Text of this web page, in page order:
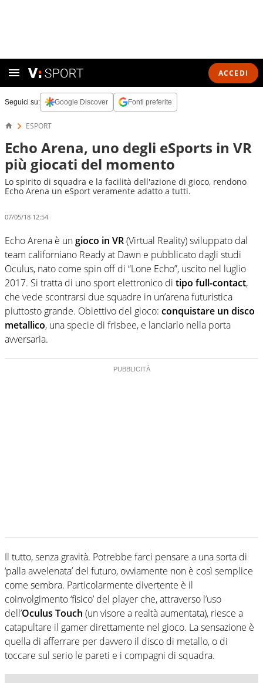
ACCEDI
Seguici su: Google Discover Fonti preferite
ESPORT
Echo Arena, uno degli eSports in VR
più giocati del momento
Lo spirito di squadra e la facilità dell'azione di gioco, rendono
Echo Arena un eSport veramente adatto a tutti.
07/05/18 12:54
Echo Arena è ungioco in VR(Virtual Reality) sviluppato dal
team californiano Ready at Dawn e pubblicato dagli studi
Oculus, nato come spin off di “Lone Echo”, uscito nel luglio
2017. Si tratta di uno sport elettronico di tipo full-contact,
che vede scontrarsi due squadre in un’arena futuristica
piuttosto grande. Obiettivo del gioco: conquistare un disco
metallico, una specie di frisbee, e lanciarlo nella porta
avversaria.
Il tutto, senza gravità. Potrebbe farci pensare a una sorta di
‘palla avvelenata’ del futuro, ovviamente non è così semplice
come sembra. Particolarmente divertente è il
coinvolgimento ‘fisico’ del player che, attraverso l’uso
dell’Oculus Touch (un visore a realtà aumentata), riesce a
catapultare il gamer direttamente nel gioco. La sensazione è
quella di afferrare per davvero il disco di metallo, o di
toccare sul serio le pareti e i compagni di squadra.